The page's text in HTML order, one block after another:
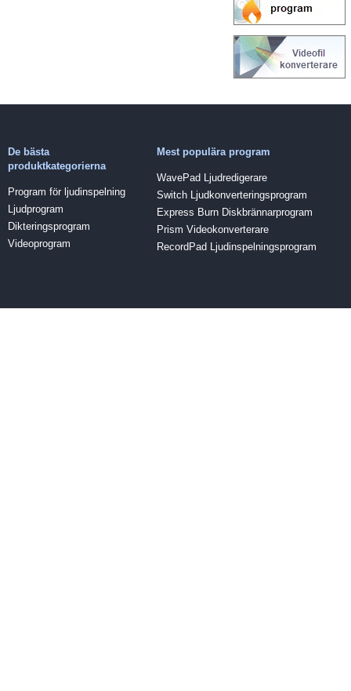
De bästa
produktkategorierna
Program för ljudinspelning
Ljudprogram
Dikteringsprogram
Videoprogram
Mest populära program
WavePad Ljudredigerare
Switch Ljudkonverteringsprogram
Express Burn Diskbrännarprogram
Prism Videokonverterare
RecordPad Ljudinspelningsprogram